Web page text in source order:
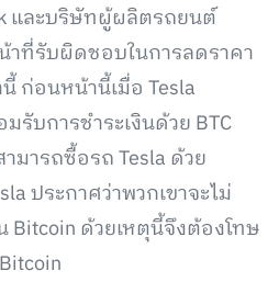
และบริษัทผู้ผลิตรถยนต์
าที่รับผิดชอบในการลดราคา
ก่อนหน้านี้เมื่อ Tesla
รับการชำระเงินด้วย BTC
มารถซื้อรถ Tesla ด้วย
ประกาศว่าพวกเขาจะไม่
Bitcoin ด้วยเหตุนี้จึงต้องโทษ